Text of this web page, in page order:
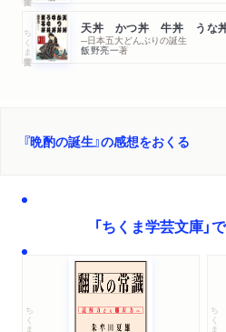
ちくま学芸文庫 天丼 かつ丼 牛丼 うな
─日本五大どんぶりの誕生
飯野亮一著
『晩酌の誕生』の感想をおくる
「ちくま学芸文庫」
ちくま学芸文庫 ちくま学芸文庫